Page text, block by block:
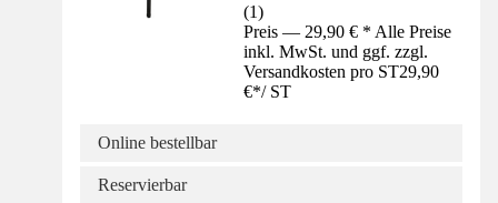
(1)
Preis — 29,90 € * Alle Preise
inkl. MwSt. und ggf. zzgl.
Versandkosten pro ST29,90
€*/ ST
Online bestellbar
Reservierbar